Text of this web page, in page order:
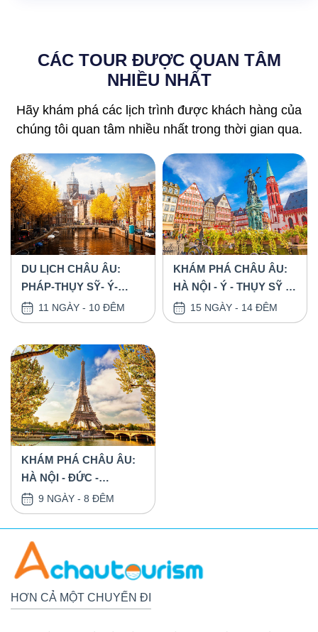
CÁC TOUR ĐƯỢC QUAN TÂM
NHIỀU NHẤT
Hãy khám phá các lịch trình được khách hàng của
chúng tôi quan tâm nhiều nhất trong thời gian qua.
DU LỊCH CHÂU ÂU:
PHÁP-THỤY SỸ- Ý-
VATICAN 10 NGÀY -
CUNG ĐƯỜNG NƠI
11 NGÀY - 10 ĐÊM
KHÁM PHÁ CHÂU ÂU:
HÀ NỘI - Ý - THỤY SỸ -
PHÁP - BỈ - HÀ LAN -
ĐỨC 15 NGÀY
15 NGÀY - 14 ĐÊM
KHÁM PHÁ CHÂU ÂU:
HÀ NỘI - ĐỨC -
LUXEMBOURG - PHÁP -
BỈ - HÀ LAN 9 NGÀY 8
ĐÊM
9 NGÀY - 8 ĐÊM
HƠN CẢ MỘT CHUYẾN ĐI